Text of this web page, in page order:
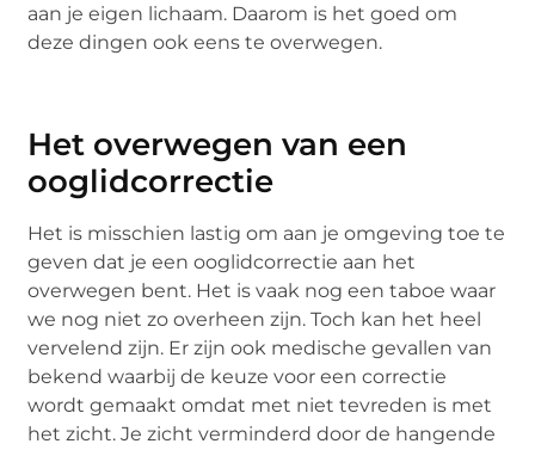
aan je eigen lichaam. Daarom is het goed om
deze dingen ook eens te overwegen.
Het overwegen van een
ooglidcorrectie
Het is misschien lastig om aan je omgeving toe te
geven dat je een ooglidcorrectie aan het
overwegen bent. Het is vaak nog een taboe waar
we nog niet zo overheen zijn. Toch kan het heel
vervelend zijn. Er zijn ook medische gevallen van
bekend waarbij de keuze voor een correctie
wordt gemaakt omdat met niet tevreden is met
het zicht. Je zicht verminderd door de hangende